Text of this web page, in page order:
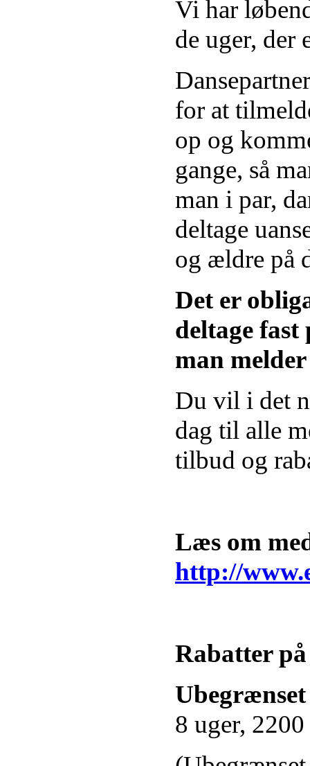
Vi har
de uger, der
for at
op og
gange, så
man i par,
deltage
og ældre på
Det er
deltage
man
Du vil i det
dag til alle
tilbud og
Læs om
http://
Rabatter
8 uger,